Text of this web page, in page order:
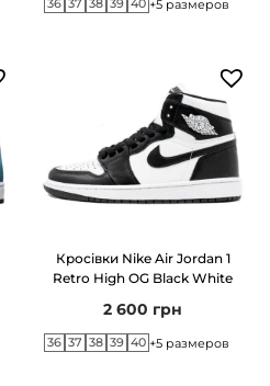
36 37 38 39 40 +5 размеров
Кросівки Nike Air Jordan 1
Retro High OG Black White
2 600 грн
36 37 38 39 40 +5 размеров